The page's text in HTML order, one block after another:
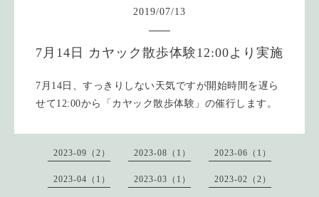
2019/07/13
7月14日 カヤック散歩体験12:00より実施
7月14日、すっきりしない天気ですが開始時間を遅ら
せて12:00から「カヤック散歩体験」の催行します。
2023-09（2） 2023-08（1） 2023-06（1）
2023-04（1） 2023-03（1） 2023-02（2）